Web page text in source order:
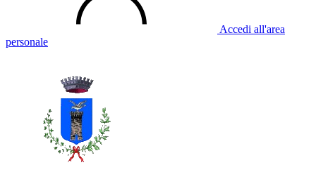
Accedi all'area
personale